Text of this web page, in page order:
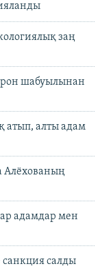
заң
шабуылынан
атып, алты адам
Алёхованың
адамдар мен
санкция салды